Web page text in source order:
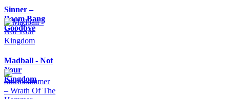
Sinner –
Boom Bang
Goodbye
Madball - Not
Your
Kingdom